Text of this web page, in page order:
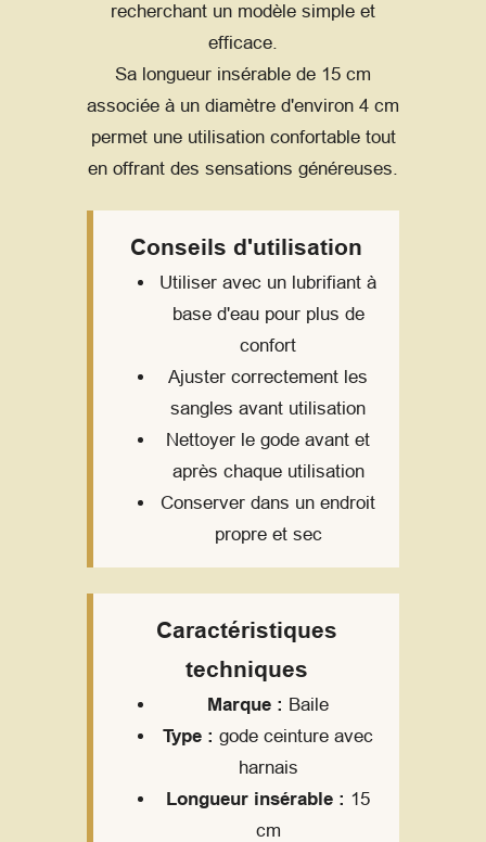
recherchant un modèle simple et
efficace.
Sa longueur insérable de 15 cm
associée à un diamètre d'environ 4 cm
permet une utilisation confortable tout
en offrant des sensations généreuses.
Conseils d'utilisation
Utiliser avec un lubrifiant à
base d'eau pour plus de
confort
Ajuster correctement les
sangles avant utilisation
Nettoyer le gode avant et
après chaque utilisation
Conserver dans un endroit
propre et sec
Caractéristiques
techniques
Marque : Baile
Type : gode ceinture avec
harnais
Longueur insérable : 15
cm